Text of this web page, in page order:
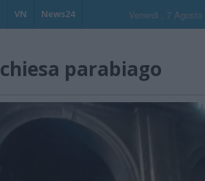
VN News24 Venerdi , 7 Agosto
parabiago